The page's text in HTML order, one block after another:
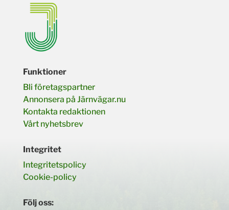
Funktioner
Bli företagspartner
Annonsera på Järnvägar.nu
Kontakta redaktionen
Vårt nyhetsbrev
Integritet
Integritetspolicy
Cookie-policy
Följ oss: